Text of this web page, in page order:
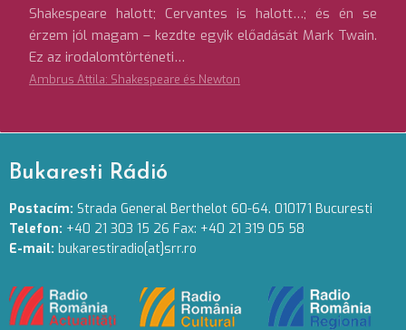
Shakespeare halott; Cervantes is halott…; és én se
érzem jól magam – kezdte egyik előadását Mark Twain.
Ez az irodalomtörténeti…
Ambrus Attila: Shakespeare és Newton
Bukaresti Rádió
Postacím: Strada General Berthelot 60-64. 010171 Bucuresti
Telefon: +40 21 303 15 26 Fax: +40 21 319 05 58
E-mail: bukarestiradio[at]srr.ro